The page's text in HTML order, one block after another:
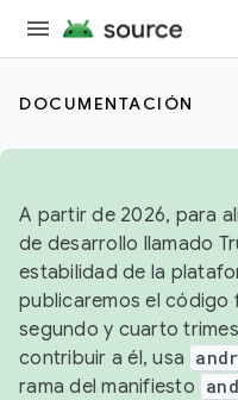
DOCUMENTACIÓN
A partir de 2026, para
de desarrollo llamado
estabilidad de la
publicaremos el código
segundo y cuarto
contribuir a él, usa
rama del manifiesto